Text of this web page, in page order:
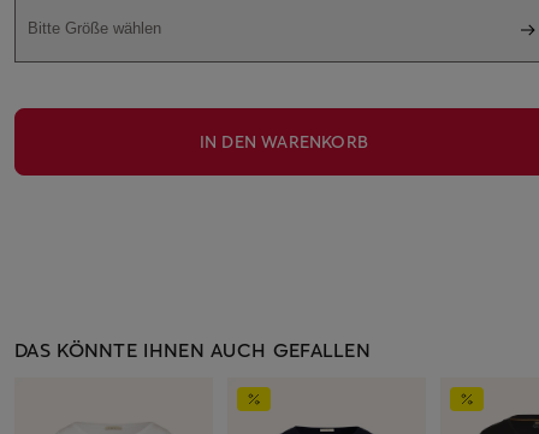
Bitte Größe wählen
IN DEN WARENKORB
DAS KÖNNTE IHNEN AUCH GEFALLEN